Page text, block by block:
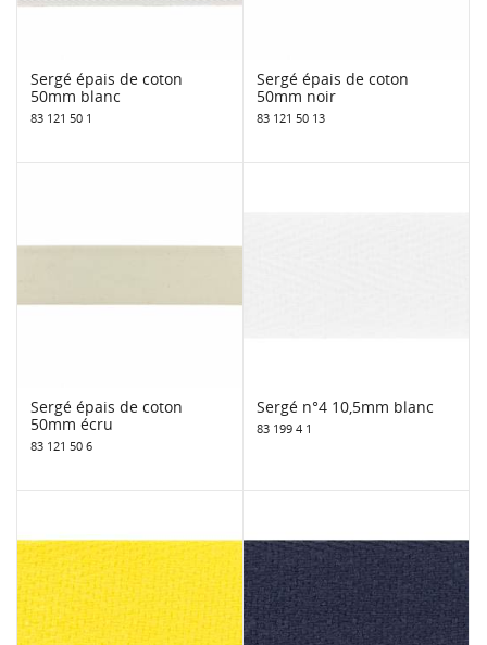
Sergé épais de coton
50mm blanc
83 121 50 1
Sergé épais de coton
50mm noir
83 121 50 13
Sergé épais de coton
50mm écru
83 121 50 6
Sergé n°4 10,5mm blanc
83 199 4 1